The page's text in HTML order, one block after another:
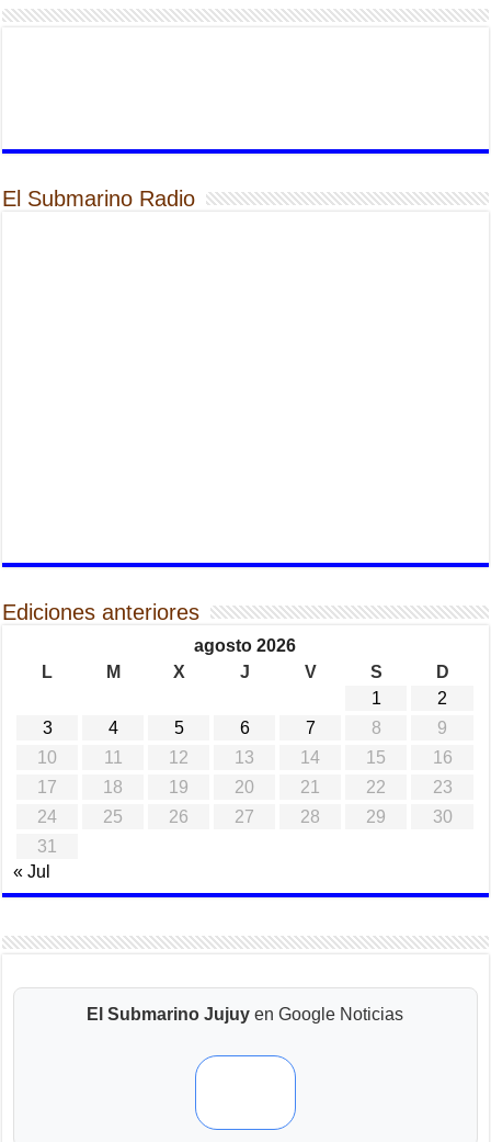
El Submarino Radio
Ediciones anteriores
agosto 2026
L
M X J V S
D
1
2
3
4 5 6 7 8
9
10
11 12 13 14 15
16
17
18 19 20 21 22
23
24
25 26 27 28 29
30
31
« Jul
El Submarino Jujuy en Google Noticias